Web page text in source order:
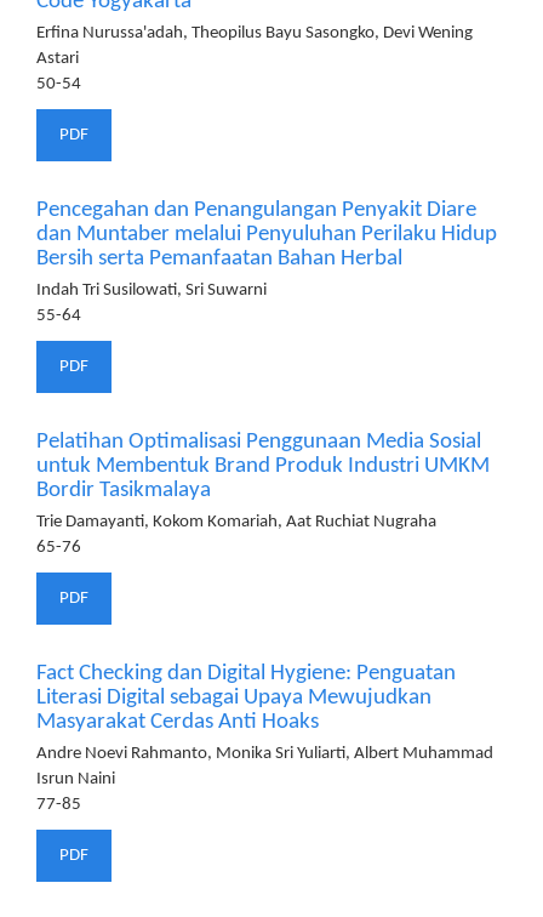
Erfina Nurussa'adah, Theopilus Bayu Sasongko, Devi Wening
Astari
50-54
PDF
Pencegahan dan Penangulangan Penyakit Diare
dan Muntaber melalui Penyuluhan Perilaku Hidup
Bersih serta Pemanfaatan Bahan Herbal
Indah Tri Susilowati, Sri Suwarni
55-64
PDF
Pelatihan Optimalisasi Penggunaan Media Sosial
untuk Membentuk Brand Produk Industri UMKM
Bordir Tasikmalaya
Trie Damayanti, Kokom Komariah, Aat Ruchiat Nugraha
65-76
PDF
Fact Checking dan Digital Hygiene: Penguatan
Literasi Digital sebagai Upaya Mewujudkan
Masyarakat Cerdas Anti Hoaks
Andre Noevi Rahmanto, Monika Sri Yuliarti, Albert Muhammad
Isrun Naini
77-85
PDF